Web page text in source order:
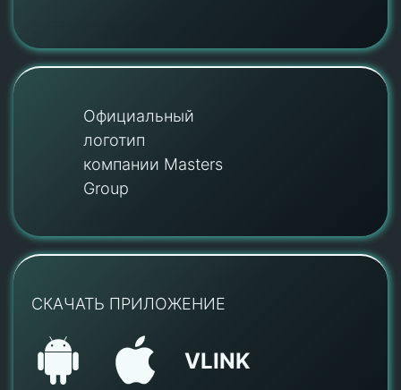
Официальный
логотип
компании Masters
Group
СКАЧАТЬ ПРИЛОЖЕНИЕ
VLINK